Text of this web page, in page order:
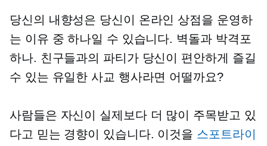
당신의 내향성은 당신이 온라인 상점을 운영하
는 이유 중 하나일 수 있습니다. 벽돌과 박격포
하나. 친구들과의 파티가 당신이 편안하게 즐길
수 있는 유일한 사교 행사라면 어떨까요?
사람들은 자신이 실제보다 더 많이 주목받고 있
다고 믿는 경향이 있습니다. 이것을 스포트라이